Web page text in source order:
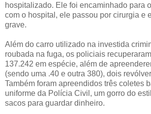
hospitalizado. Ele foi encaminhado para
com o hospital, ele passou por cirurgia e
grave.
Além do carro utilizado na investida
roubada na fuga, os policiais
137.242 em espécie, além de
(sendo uma .40 e outra 380), dois
Também foram apreendidos três coletes
uniforme da Polícia Civil, um gorro do
sacos para guardar dinheiro.